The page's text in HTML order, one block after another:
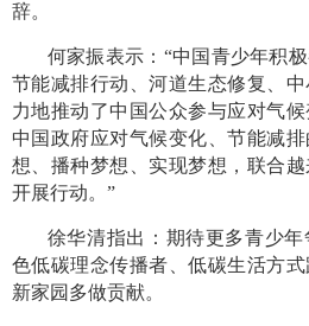
辞。
何家振表示：“中国青少年积
节能减排行动、河道生态修复、
力地推动了中国公众参与应对气
中国政府应对气候变化、节能减
想、播种梦想、实现梦想，联合
开展行动。”
徐华清指出：期待更多青少
色低碳理念传播者、低碳生活方
新家园多做贡献。